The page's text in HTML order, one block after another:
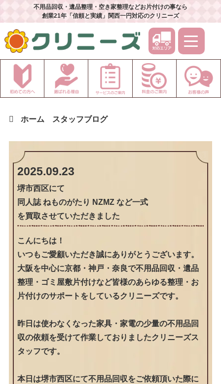
不用品回収・遺品整理・空き家整理などお片付けの事なら
創業21年「信頼と実績」関西一円対応のクリニーズ
ホーム スタッフブログ
2025.09.23
堺市西区にて
同人誌 ねものがたり NZMZ など一式
を買取させていただきました
こんにちは！
いつもご愛顧いただき誠にありがとうございます。
大阪を中心に京都・神戸・奈良で不用品回収・遺品
整理・ゴミ屋敷片付けなど皆様のあらゆる整理・お
片付けのサポートをしているクリニーズです。
昨日は使わなくなった家具・家電の少量の不用品回
収の依頼を受けて作業しておりましたクリニーズス
タッフです。
本日は堺市西区にて不用品回収をご依頼頂いた際に